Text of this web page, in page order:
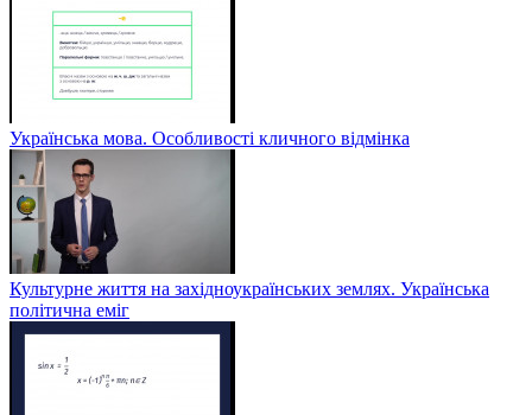
Українська мова. Особливості кличного відмінка
Культурне життя на західноукраїнських землях. Українська
політична еміг